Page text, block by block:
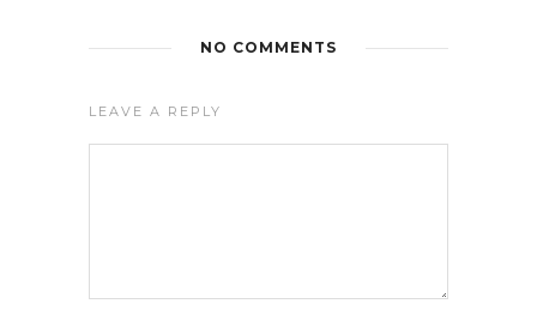
NO COMMENTS
LEAVE A REPLY